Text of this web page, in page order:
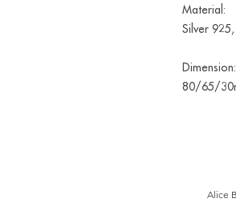
Material:
Silver
Dimension:
80/65/
Alice